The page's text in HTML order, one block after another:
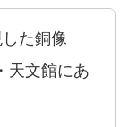
た銅像
天文館にあ